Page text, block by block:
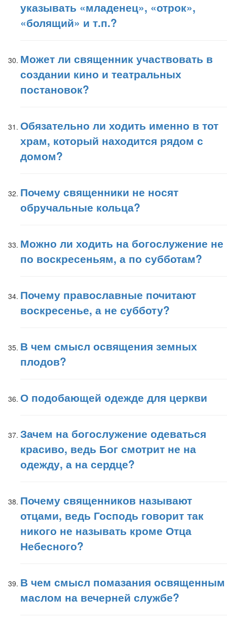
указывать «младенец», «отрок»,
«болящий» и т.п.?
Может ли священник участвовать в
создании кино и театральных
постановок?
Обязательно ли ходить именно в тот
храм, который находится рядом с
домом?
Почему священники не носят
обручальные кольца?
Можно ли ходить на богослужение не
по воскресеньям, а по субботам?
Почему православные почитают
воскресенье, а не субботу?
В чем смысл освящения земных
плодов?
О подобающей одежде для церкви
Зачем на богослужение одеваться
красиво, ведь Бог смотрит не на
одежду, а на сердце?
Почему священников называют
отцами, ведь Господь говорит так
никого не называть кроме Отца
Небесного?
В чем смысл помазания освященным
маслом на вечерней службе?